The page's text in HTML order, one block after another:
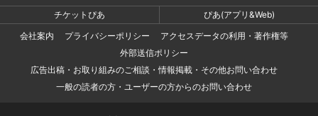
チケットぴあ
ぴあ(アプリ&Web)
会社案内
プライバシーポリシー
アクセスデータの利用・著作権等
外部送信ポリシー
広告出稿・お取り組みのご相談・情報掲載・その他お問い合わせ
一般の読者の方・ユーザーの方からのお問い合わせ